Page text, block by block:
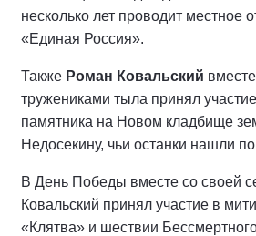
несколько лет проводит местное
«Единая Россия».
Также Роман Ковальский
тружениками тыла принял
памятника на Новом кладбище
Недосекину, чьи останки нашли
В День Победы вместе со своей
Ковальский принял участие в
«Клятва» и шествии